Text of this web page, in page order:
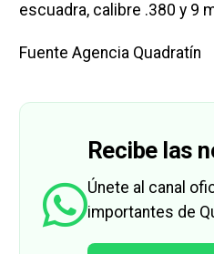
escuadra, calibre .380 y 9
Fuente Agencia Quadratín
Recibe las
Únete al canal
importantes de